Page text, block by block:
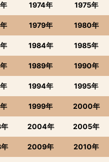
1974年 1975年
1979年 1980年
1984年 1985年
1989年 1990年
1994年 1995年
1999年 2000年
2004年 2005年
2009年 2010年